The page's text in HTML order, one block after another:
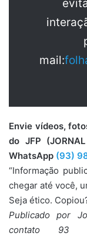
mail:
Envie vídeos,
do JFP
WhatsApp (93)
“Informação
chegar até você,
Seja ético.
Publicado por
contato 93